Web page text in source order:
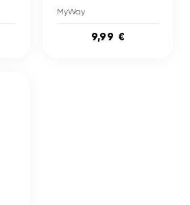
MyWay
9,99 €